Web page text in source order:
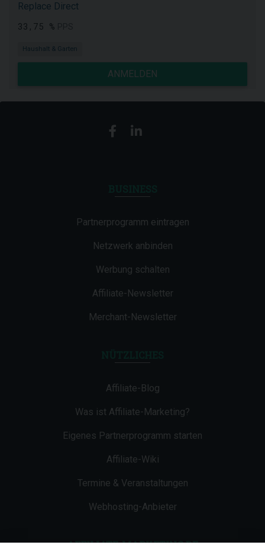
Replace Direct
33,75 %
Haushalt & Garten
ANMELDEN
Partnerprogramm eintragen
Netzwerk anbinden
Werbung schalten
Affiliate-Newsletter
Merchant-Newsletter
Affiliate-Blog
Was ist Affiliate-Marketing?
Eigenes Partnerprogramm starten
Affiliate-Wiki
Termine & Veranstaltungen
Webhosting-Anbieter